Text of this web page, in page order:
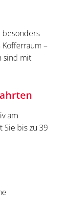
besonders
–
sind mit
am
bis zu 39